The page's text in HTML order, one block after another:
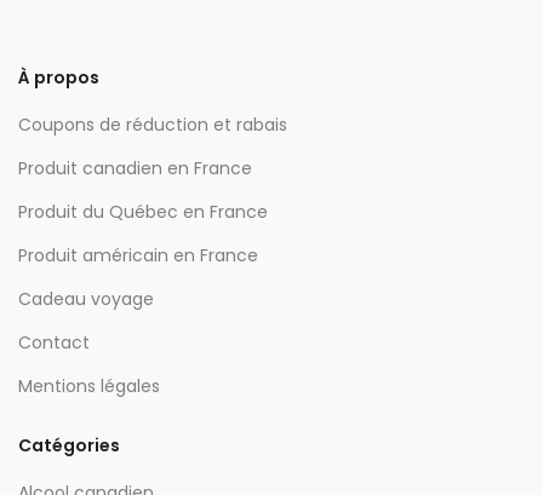
À propos
Coupons de réduction et rabais
Produit canadien en France
Produit du Québec en France
Produit américain en France
Cadeau voyage
Contact
Mentions légales
Catégories